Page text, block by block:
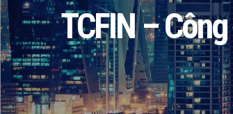
TCFIN –